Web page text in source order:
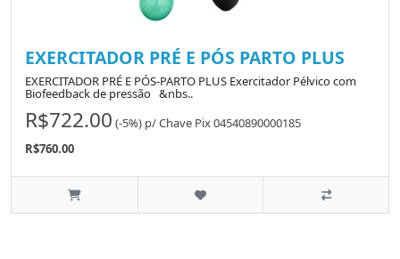
EXERCITADOR PRÉ E PÓS PARTO PLUS
EXERCITADOR PRÉ E PÓS-PARTO PLUS Exercitador Pélvico com
Biofeedback de pressão &nbs..
R$722.00 (-5%) p/Chave Pix 04540890000185
R$760.00